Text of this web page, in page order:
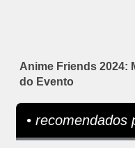
Anime Friends 2024:
do Evento
• recomendados